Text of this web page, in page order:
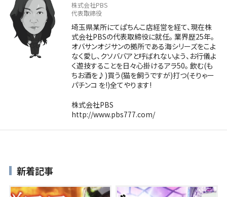
株式会社PBS
代表取締役
埼玉県某所にてぱちんこ店経営を経て、現在株
式会社PBSの代表取締役に就任。 業界歴25年。
オバサンオジサンの拠所である海シリーズをこよ
なく愛し、クソババアと呼ばれないよう、お行儀よ
く遊技することを日々心掛けるアラ50。 飲む(も
ちお酒を♪)買う(猫を飼うですが)打つ(そりゃー
パチンコ を!)全てやります!
株式会社PBS
http://www.pbs777.com/
新着記事